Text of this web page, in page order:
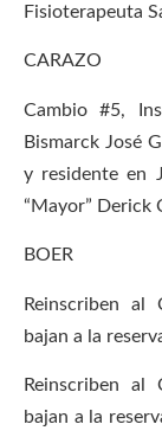
Fisioterapeuta
CARAZO
Cambio #5,
Bismarck José
y residente en
“Mayor” Derick
BOER
Reinscriben al
bajan a la
Reinscriben al
bajan a la